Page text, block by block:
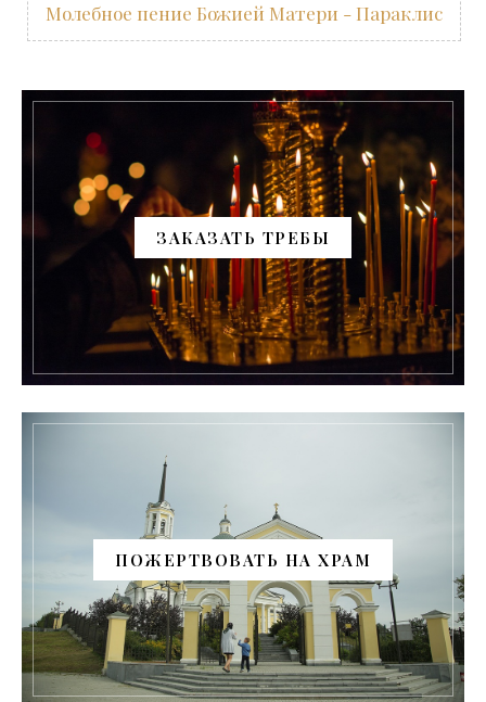
Молебное пение Божией Матери - Параклис
ЗАКАЗАТЬ ТРЕБЫ
ПОЖЕРТВОВАТЬ НА ХРАМ